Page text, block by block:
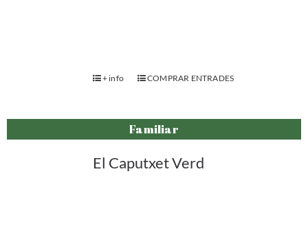
+ info COMPRAR ENTRADES
Familiar
El Caputxet Verd